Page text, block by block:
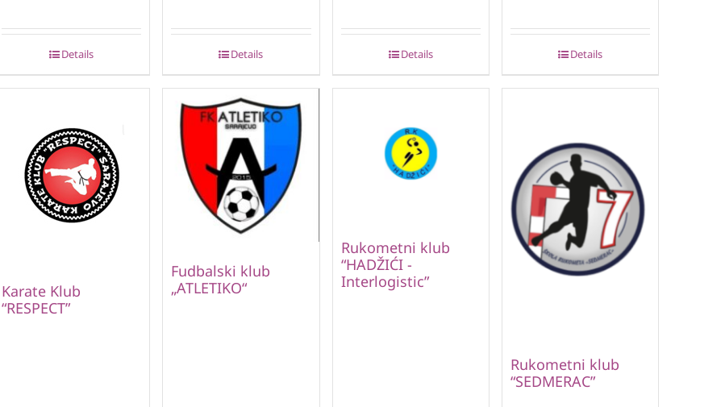
Details Details Details Details
Karate Klub
“RESPECT”
Fudbalski klub
„ATLETIKO“
Rukometni klub
“HADŽIĆI -
Interlogistic”
Rukometni klub
“SEDMERAC”